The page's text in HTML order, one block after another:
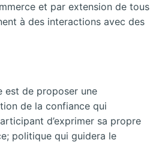
et par extension de tous
à des interactions avec des
est de proposer une
de la confiance qui
d’exprimer sa propre
politique qui guidera le